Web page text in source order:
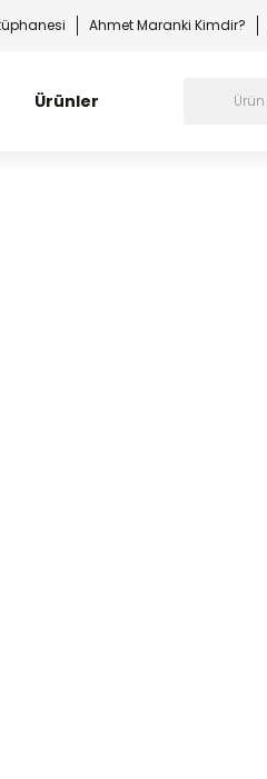
Ahmet Maranki Kimdir?
Ürünler